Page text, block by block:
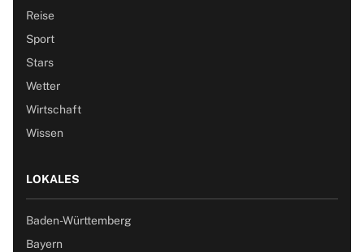
Reise
Sport
Stars
Wetter
Wirtschaft
Wissen
LOKALES
Baden-Württemberg
Bayern